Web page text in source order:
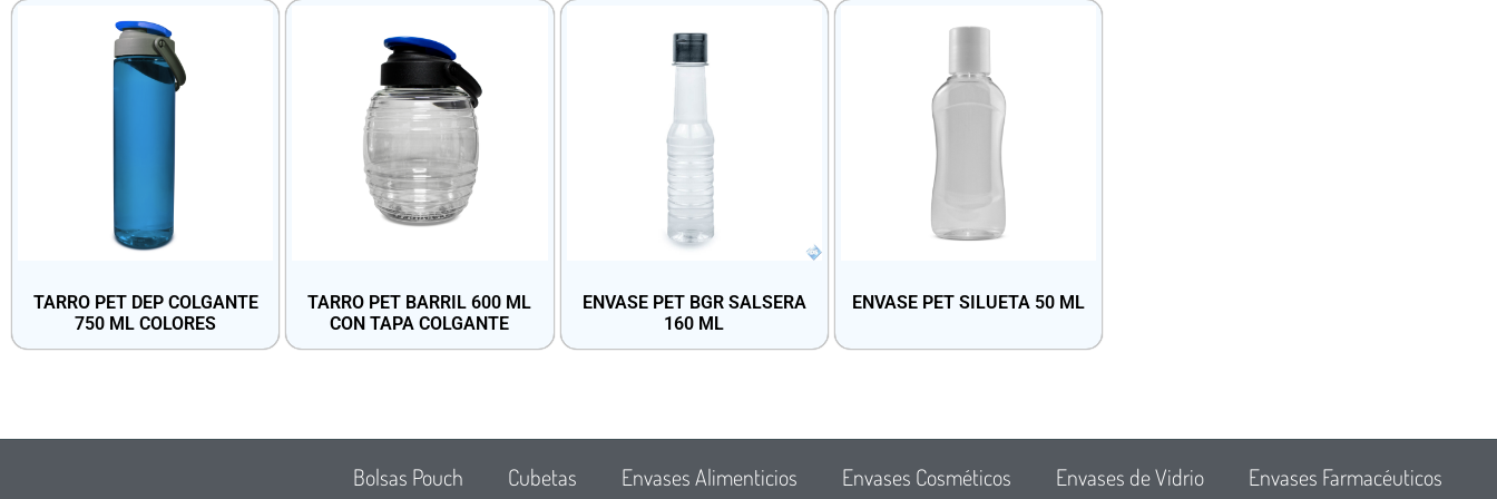
TARRO PET DEP COLGANTE
750 ML COLORES
TARRO PET BARRIL 600 ML
CON TAPA COLGANTE
ENVASE PET BGR SALSERA
160 ML
ENVASE PET SILUETA 50 ML
Bolsas Pouch Cubetas Envases Alimenticios Envases Cosméticos Envases de Vidrio Envases Farmacéuticos